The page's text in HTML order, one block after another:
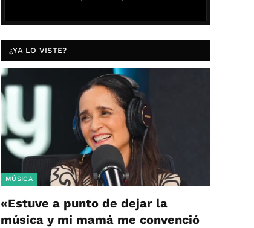
¿YA LO VISTE?
MÚSICA
«Estuve a punto de dejar la
música y mi mamá me convenció